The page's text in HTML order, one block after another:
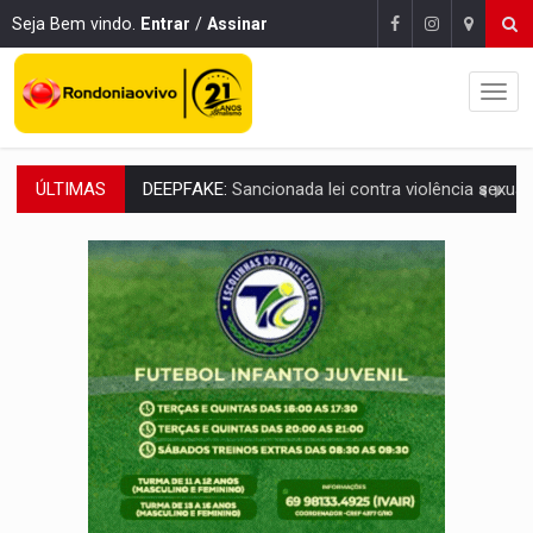
Seja Bem vindo. Entrar / Assinar
ÚLTIMAS COLEGIADO:Brasil e Rússia discutem energia nuclear, defesa e
URGENTE:Colisão entre caminhão e carro deixa quatro mortos e um em
ENCONTRO:Amazônia Negra ganha projeção nacional com participação de
PREVISÃO:Porto Velho tem chances de chuvas isoladas nesta
SINDICATOS UNIDOS:Assembleia Geral delibera greve da educação
PROCESSO SELETIVO:Rondoniaovivo abre oficina de Comunicação com
AGOSTO LILÁS:MPRO lança de portal e promove reflexão sobre trajetória da
REGULARIZAÇÃO:Refis 2026 segue até o fim do ano para